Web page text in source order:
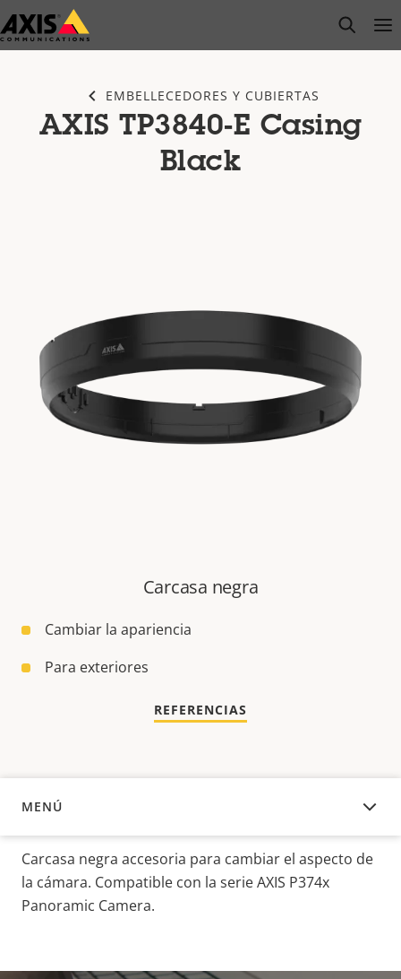
Saltar
al
open
EMBELLECEDORES Y CUBIERTAS
AXIS TP3840-E Casing
Black
Carcasa negra
Cambiar la apariencia
Para exteriores
REFERENCIAS
MENÚ
DESCRIPCIÓN
Carcasa negra accesoria para cambiar el aspecto de
la cámara. Compatible con la serie AXIS P374x
Panoramic Camera.